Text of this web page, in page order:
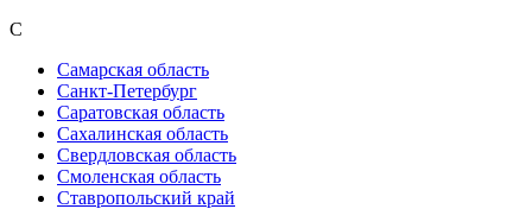
С
Самарская область
Санкт-Петербург
Саратовская область
Сахалинская область
Свердловская область
Смоленская область
Ставропольский край